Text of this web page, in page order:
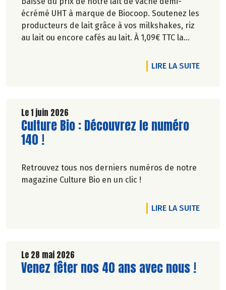
écrémé UHT à marque de Biocoop. Soutenez les
producteurs de lait grâce à vos milkshakes, riz
au lait ou encore cafés au lait. À 1,09€ TTC la
LIRE LA SUITEDE
Le 1 juin 2026
Lire la suite de l'article
Culture Bio : Découvrez le numéro
140 !
Retrouvez tous nos derniers numéros de notre
magazine Culture Bio en un clic !
LIRE LA SUITEDE
Le 28 mai 2026
Lire la suite de l'article
Venez fêter nos 40 ans avec nous !